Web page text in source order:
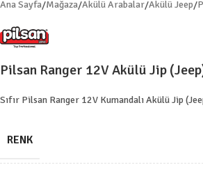
Ana Sayfa/Mağaza/Akülü Arabalar/Akülü Jeep/
Pilsan Ranger 12V Akülü Jip
Sıfır Pilsan Ranger 12V Kumandalı Akülü Jip
RENK